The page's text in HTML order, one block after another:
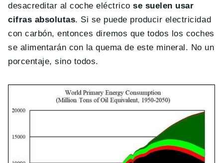
desacreditar al coche eléctricose suelen usar
cifras absolutas. Si se puede producir electricidad
con carbón, entonces diremos que todos los coches
se alimentarán con la quema de este mineral. No un
porcentaje, sino todos.